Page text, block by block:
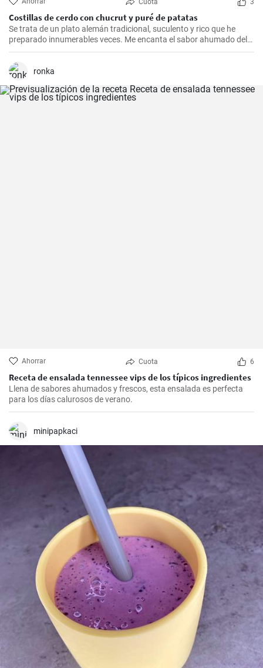
Costillas de cerdo con chucrut y puré de patatas
Se trata de un plato alemán tradicional, suculento y rico que he
preparado innumerables veces. Me encanta el sabor ahumado del
Kassler combinado con el chucrut ácido y el cremoso puré de
patatas. Esta receta es ideal para ocasiones especiales y también
es un delicioso plato reconfortante en los días más fríos.
ronka
Ahorrar Cuota 6
Receta de ensalada tennessee vips de los típicos ingredientes
Llena de sabores ahumados y frescos, esta ensalada es perfecta
para los días calurosos de verano.
minipapkaci